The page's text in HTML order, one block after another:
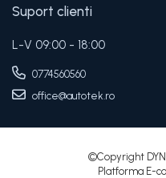
Suport clienti
L-V 09:00 - 18:00
0774560560
office@autotek.ro
©Copyright
Platforma E-